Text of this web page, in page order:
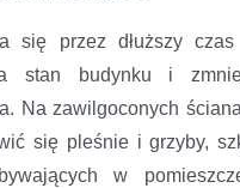
się przez dłuższy
stan budynku i
Na zawilgoconych
się pleśnie i grzyby,
w